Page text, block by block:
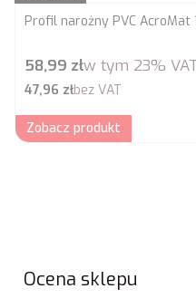
Profil narożny PVC
Cena brutto
58,99 złw tym 23%
Cena netto
47,96 złbez VAT
Zobacz produkt
Ocena sklepu